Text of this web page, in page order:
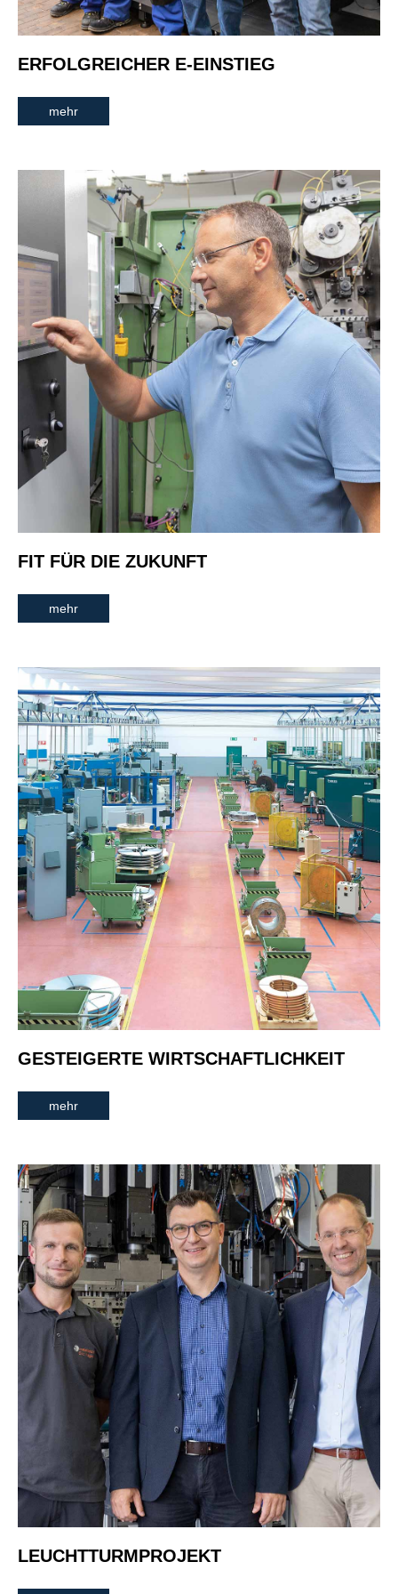
ERFOLGREICHER E-EINSTIEG
mehr
FIT FÜR DIE ZUKUNFT
mehr
GESTEIGERTE WIRTSCHAFTLICHKEIT
mehr
LEUCHTTURMPROJEKT